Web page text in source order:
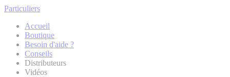
Particuliers
Accueil
Boutique
Besoin d'aide ?
Conseils
Distributeurs
Vidéos